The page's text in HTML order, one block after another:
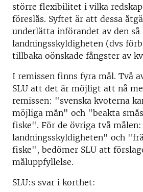
större flexibilitet i vilka redskap
föreslås. Syftet är att dessa
underlätta införandet av den så
landningsskyldigheten (dvs
tillbaka oönskade fångster av
I remissen finns fyra mål. Två
SLU att det är möjligt att nå
remissen: "svenska kvoterna
möjliga mån" och "beakta
fiske". För de övriga två
landningsskyldigheten" och
fiske", bedömer SLU att
måluppfyllelse.
SLU:s svar i korthet: